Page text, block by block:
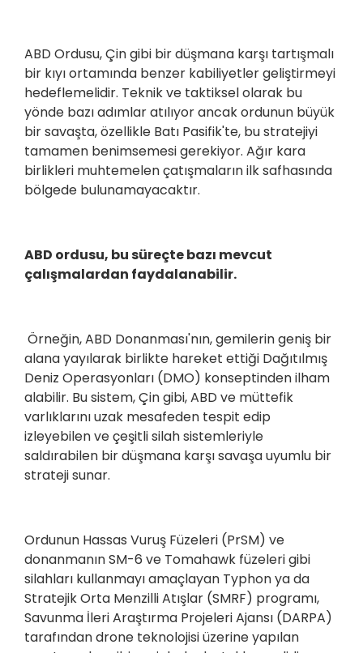
ABD Ordusu, Çin gibi bir düşmana karşı tartışmalı
bir kıyı ortamında benzer kabiliyetler geliştirmeyi
hedeflemelidir. Teknik ve taktiksel olarak bu
yönde bazı adımlar atılıyor ancak ordunun büyük
bir savaşta, özellikle Batı Pasifik'te, bu stratejiyi
tamamen benimsemesi gerekiyor. Ağır kara
birlikleri muhtemelen çatışmaların ilk safhasında
bölgede bulunamayacaktır.
ABD ordusu, bu süreçte bazı mevcut
çalışmalardan faydalanabilir.
Örneğin, ABD Donanması'nın, gemilerin geniş bir
alana yayılarak birlikte hareket ettiği Dağıtılmış
Deniz Operasyonları (DMO) konseptinden ilham
alabilir. Bu sistem, Çin gibi, ABD ve müttefik
varlıklarını uzak mesafeden tespit edip
izleyebilen ve çeşitli silah sistemleriyle
saldırabilen bir düşmana karşı savaşa uyumlu bir
strateji sunar.
Ordunun Hassas Vuruş Füzeleri (PrSM) ve
donanmanın SM-6 ve Tomahawk füzeleri gibi
silahları kullanmayı amaçlayan Typhon ya da
Stratejik Orta Menzilli Atışlar (SMRF) programı,
Savunma İleri Araştırma Projeleri Ajansı (DARPA)
tarafından drone teknolojisi üzerine yapılan